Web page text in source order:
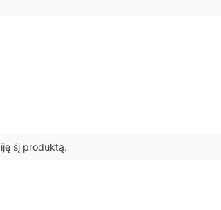
šį produktą.